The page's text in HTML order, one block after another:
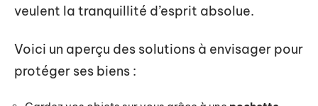
veulent la tranquillité d’esprit absolue.
Voici un aperçu des solutions à envisager pour
protéger ses biens :